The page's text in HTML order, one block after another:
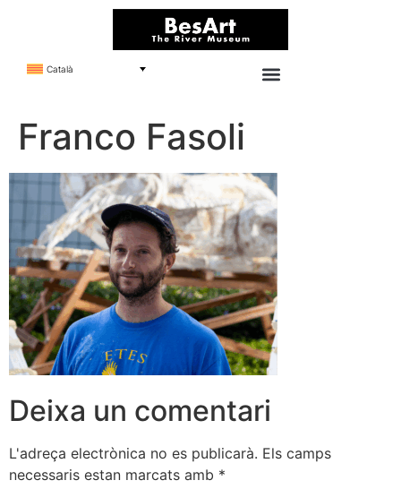
Català
Franco Fasoli
Deixa un comentari
L'adreça electrònica no es publicarà. Els camps
necessaris estan marcats amb *